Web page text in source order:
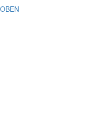
OBEN